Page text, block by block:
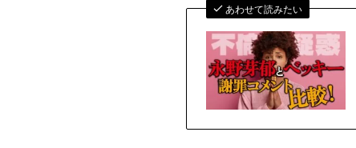
あわせて読みたい